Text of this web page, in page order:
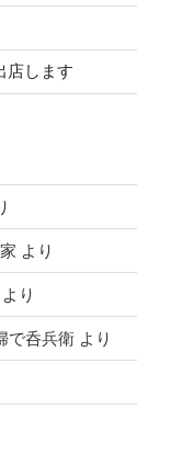
店します
より
より
で呑兵衛 より